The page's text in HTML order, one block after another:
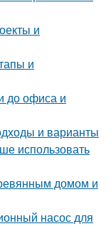
и
и
до офиса и
и варианты
использовать
домом и
насос для